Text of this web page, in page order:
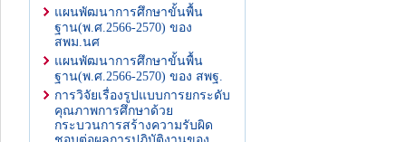
แผนพัฒนาการศึกษาขั้นพื้น
ฐาน(พ.ศ.2566-2570) ของ
สพม.นศ
แผนพัฒนาการศึกษาขั้นพื้น
ฐาน(พ.ศ.2566-2570) ของ สพฐ.
การวิจัยเรื่องรูปแบบการยกระดับ
คุณภาพการศึกษาด้วย
กระบวนการสร้างความรับผิด
ชอบต่อผลการปฏิบัติงานของ